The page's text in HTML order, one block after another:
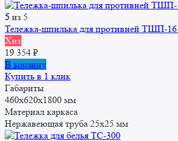
5 из 5
Тележка-шпилька для противней ТШП-16
Хит
19 354 ₽
В корзину
Купить в 1 клик
Габариты
460x620x1800 мм
Материал каркаса
Нержавеющая труба 25x25 мм